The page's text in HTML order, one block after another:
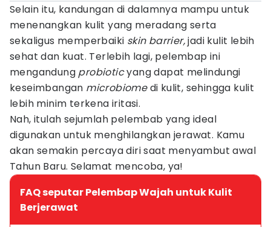
Selain itu, kandungan di dalamnya mampu untuk
menenangkan kulit yang meradang serta
sekaligus memperbaiki skin barrier,jadi kulit lebih
sehat dan kuat. Terlebih lagi, pelembap ini
mengandung probioticyang dapat melindungi
keseimbangan microbiomedi kulit, sehingga kulit
lebih minim terkena iritasi.
Nah, itulah sejumlah pelembab yang ideal
digunakan untuk menghilangkan jerawat. Kamu
akan semakin percaya diri saat menyambut awal
Tahun Baru. Selamat mencoba, ya!
FAQ seputar Pelembap Wajah untuk Kulit
Berjerawat